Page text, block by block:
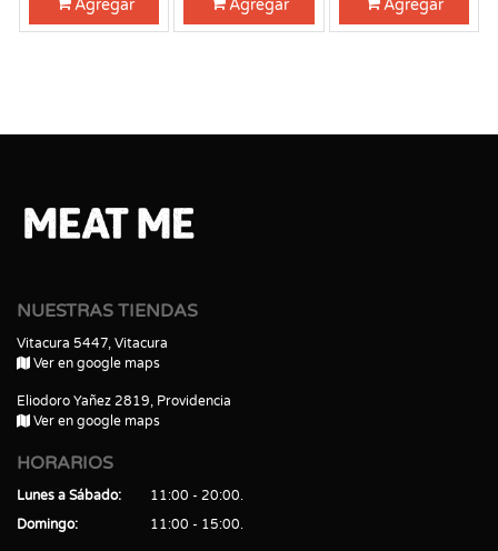
Agregar Agregar Agregar
NUESTRAS TIENDAS
Vitacura 5447, Vitacura
Ver en google maps
Eliodoro Yañez 2819, Providencia
Ver en google maps
HORARIOS
Lunes a Sábado
11:00 - 20:00
Domingo
11:00 - 15:00